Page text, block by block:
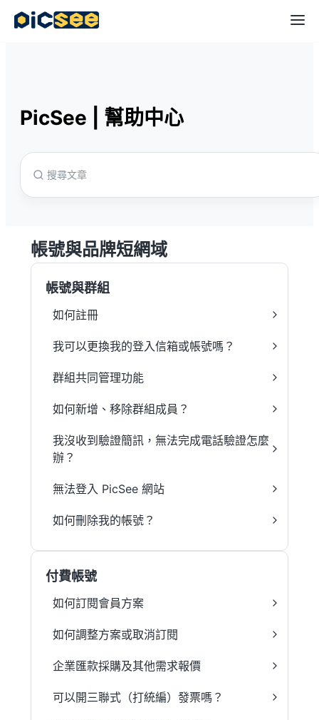
PicSee 幫助中心
帳號與品牌短網域
帳號與群組
如何註冊
我可以更換我的登入信箱或帳號嗎？
群組共同管理功能
如何新增、移除群組成員？
我沒收到驗證簡訊，無法完成電話驗證怎麼
辦？
無法登入 PicSee 網站
如何刪除我的帳號？
付費帳號
如何訂閱會員方案
如何調整方案或取消訂閱
企業匯款採購及其他需求報價
可以開三聯式（打統編）發票嗎？